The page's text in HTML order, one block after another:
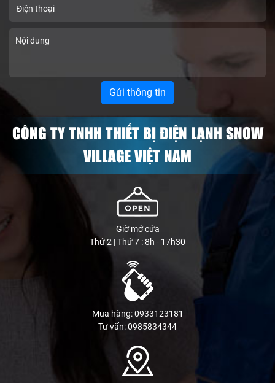
CÔNG TY TNHH THIẾT BỊ ĐIỆN LẠNH SNOW
VILLAGE VIỆT NAM
Giờ mở cửa
Thứ 2 | Thứ 7 : 8h - 17h30
Mua hàng: 0933123181
Tư vấn: 0985834344